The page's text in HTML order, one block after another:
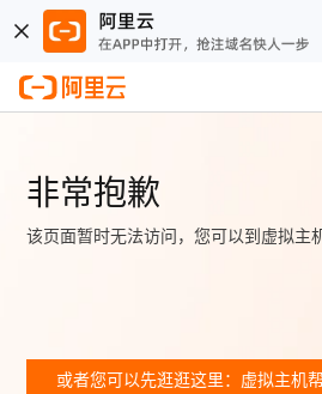
非常抱歉
该页面暂时无法访问，您可以到虚拟主
或者您可以先逛逛这里：虚拟主机